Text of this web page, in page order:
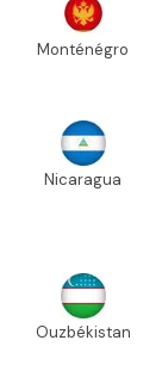
Monténégro
Nicaragua
Ouzbékistan